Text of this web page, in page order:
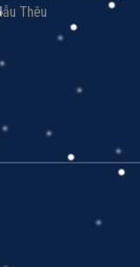
Thêu